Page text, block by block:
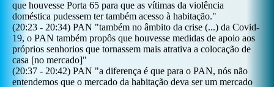
que houvesse Porta 65 para que as vítimas da violência
doméstica pudessem ter também acesso à habitação."
(20:23 - 20:34) PAN "também no âmbito da crise (...) da Covid-
19, o PAN também propôs que houvesse medidas de apoio aos
próprios senhorios que tornassem mais atrativa a colocação de
casa [no mercado]"
(20:37 - 20:42) PAN "a diferença é que para o PAN, nós não
entendemos que o mercado da habitação deva ser um mercado